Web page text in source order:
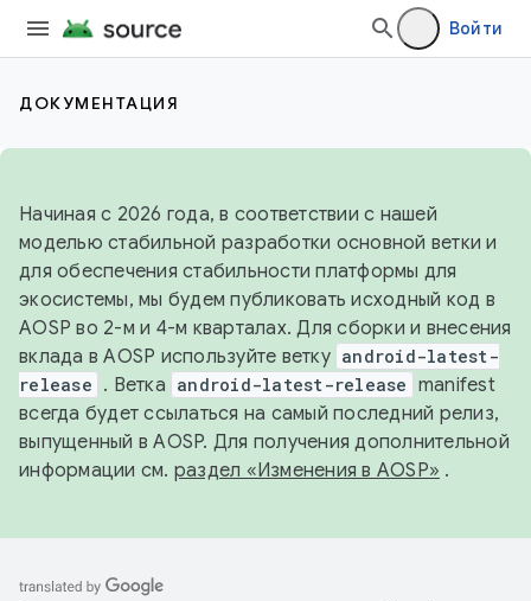
Войти
ДОКУМЕНТАЦИЯ
Начиная с 2026 года, в соответствии с нашей
моделью стабильной разработки основной ветки и
для обеспечения стабильности платформы для
экосистемы, мы будем публиковать исходный код в
AOSP во 2-м и 4-м кварталах. Для сборки и внесения
вклада в AOSP используйте ветку android-latest-
release . Ветка android-latest-release manifest
всегда будет ссылаться на самый последний релиз,
выпущенный в AOSP. Для получения дополнительной
информации см. раздел «Изменения в AOSP» .